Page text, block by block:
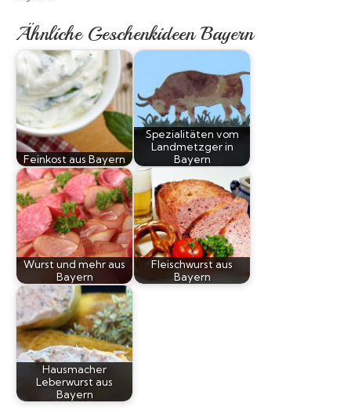
Ähnliche Geschenkideen Bayern
Feinkost aus Bayern
Spezialitäten vom
Landmetzger in
Bayern
Wurst und mehr aus
Bayern
Fleischwurst aus
Bayern
Hausmacher
Leberwurst aus
Bayern